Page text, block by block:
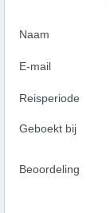
Naam
E-mail
Reisperiode
Geboekt bij
Beoordeling